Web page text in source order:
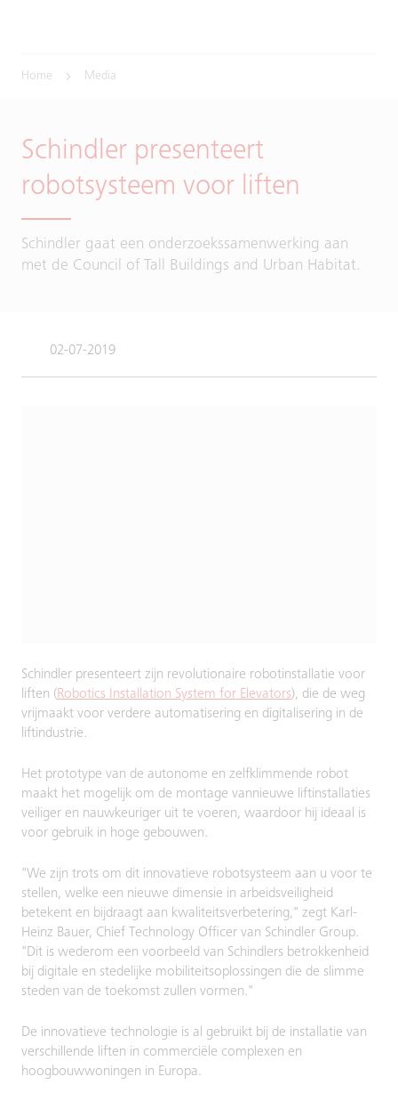
Home Media
Schindler presenteert
robotsysteem voor liften
Schindler gaat een onderzoekssamenwerking aan
met de Council of Tall Buildings and Urban Habitat.
02-07-2019
Schindler presenteert zijn revolutionaire robotinstallatie voor
liften (Robotics Installation System for Elevators), die de weg
vrijmaakt voor verdere automatisering en digitalisering in de
liftindustrie.
Het prototype van de autonome en zelfklimmende robot
maakt het mogelijk om de montage vannieuwe liftinstallaties
veiliger en nauwkeuriger uit te voeren, waardoor hij ideaal is
voor gebruik in hoge gebouwen.
"We zijn trots om dit innovatieve robotsysteem aan u voor te
stellen, welke een nieuwe dimensie in arbeidsveiligheid
betekent en bijdraagt aan kwaliteitsverbetering," zegt Karl-
Heinz Bauer, Chief Technology Officer van Schindler Group.
"Dit is wederom een voorbeeld van Schindlers betrokkenheid
bij digitale en stedelijke mobiliteitsoplossingen die de slimme
steden van de toekomst zullen vormen."
De innovatieve technologie is al gebruikt bij de installatie van
verschillende liften in commerciële complexen en
hoogbouwwoningen in Europa.